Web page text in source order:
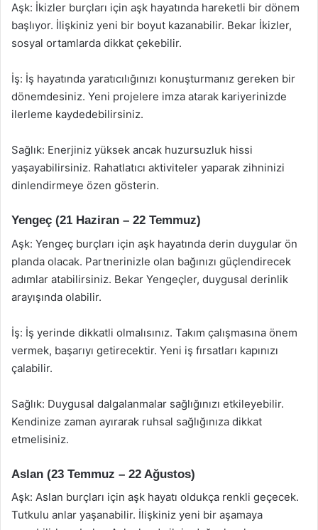
Aşk: İkizler burçları için aşk hayatında hareketli bir dönem
başlıyor. İlişkiniz yeni bir boyut kazanabilir. Bekar İkizler,
sosyal ortamlarda dikkat çekebilir.
İş: İş hayatında yaratıcılığınızı konuşturmanız gereken bir
dönemdesiniz. Yeni projelere imza atarak kariyerinizde
ilerleme kaydedebilirsiniz.
Sağlık: Enerjiniz yüksek ancak huzursuzluk hissi
yaşayabilirsiniz. Rahatlatıcı aktiviteler yaparak zihninizi
dinlendirmeye özen gösterin.
Yengeç (21 Haziran – 22 Temmuz)
Aşk: Yengeç burçları için aşk hayatında derin duygular ön
planda olacak. Partnerinizle olan bağınızı güçlendirecek
adımlar atabilirsiniz. Bekar Yengeçler, duygusal derinlik
arayışında olabilir.
İş: İş yerinde dikkatli olmalısınız. Takım çalışmasına önem
vermek, başarıyı getirecektir. Yeni iş fırsatları kapınızı
çalabilir.
Sağlık: Duygusal dalgalanmalar sağlığınızı etkileyebilir.
Kendinize zaman ayırarak ruhsal sağlığınıza dikkat
etmelisiniz.
Aslan (23 Temmuz – 22 Ağustos)
Aşk: Aslan burçları için aşk hayatı oldukça renkli geçecek.
Tutkulu anlar yaşanabilir. İlişkiniz yeni bir aşamaya